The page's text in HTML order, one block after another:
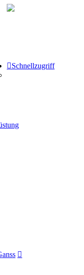
Schnellzugriff